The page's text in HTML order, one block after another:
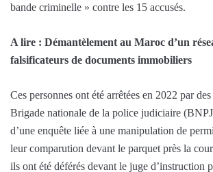
bande criminelle » contre les 15 accusés.
A lire : Démantèlement au Maroc d’un
falsificateurs de documents immobiliers
Ces personnes ont été arrêtées en 2022 par
Brigade nationale de la police judiciaire
d’une enquête liée à une manipulation de
leur comparution devant le parquet près la
ils ont été déférés devant le juge d’instruction